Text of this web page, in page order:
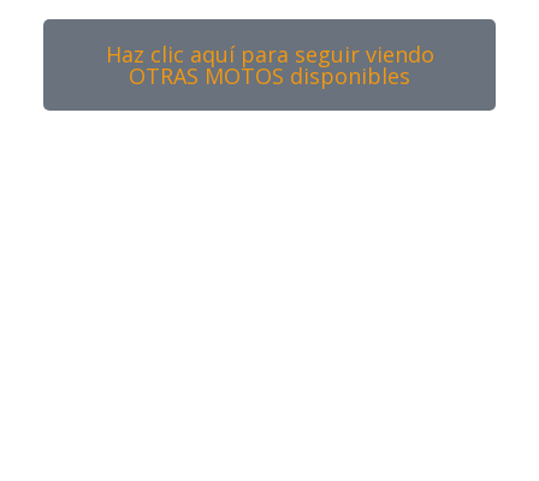
Haz clic aquí para seguir viendo
OTRAS MOTOS disponibles